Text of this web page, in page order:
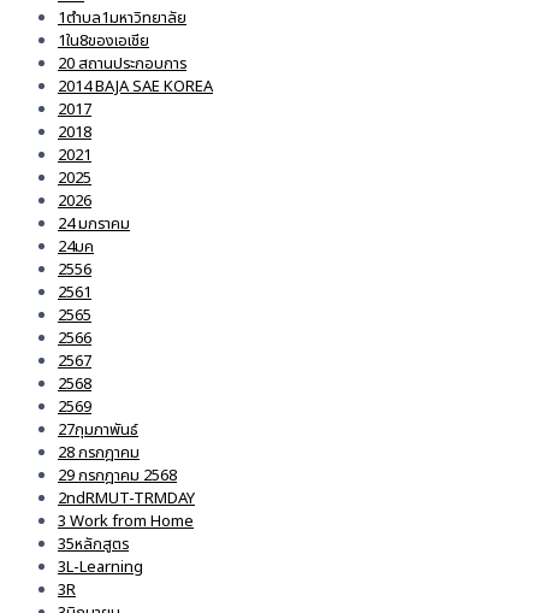
1ตำบล1มหาวิทยาลัย
1ใน8ของเอเชีย
20 สถานประกอบการ
2014 BAJA SAE KOREA
2017
2018
2021
2025
2026
24 มกราคม
24มค
2556
2561
2565
2566
2567
2568
2569
27กุมภาพันธ์
28 กรกฎาคม
29 กรกฎาคม 2568
2ndRMUT-TRMDAY
3 Work from Home
35หลักสูตร
3L-Learning
3R